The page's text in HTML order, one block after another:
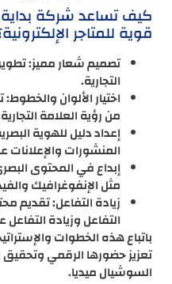
كيف تساعد شركة
قوية للمتاجر
تصميم شعار مميز:
التجارية.
اختيار الألوان
من رؤية العلامة
إعداد دليل للهوية
المنشورات والإعلانات
إبداع في المحتوى
مثل الإنفوغرافيك
زيادة التفاعل: تقديم
التفاعل وزيادة
باتباع هذه الخطوات
تعزيز حضورها الرقمي
السوشيال ميديا.